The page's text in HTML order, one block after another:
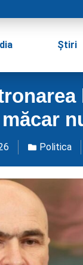
Știri
Politica